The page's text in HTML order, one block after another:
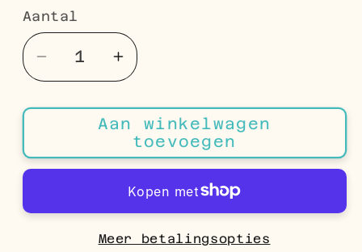
Aantal
Aantal
Aantal
verlagen
voor
Ananas
Oorbellen
Kleuren
Aantal
verhogen
voor
RVS
Ananas
Oorbellen
Diverse
Kleuren
10mm
Aan winkelwagen
toevoegen
Meer betalingsopties